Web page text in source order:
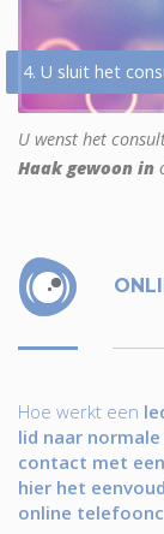
4. U sluit het
U wenst het
Haak gewoon in
Hoe werkt een
lid naar
contact met
hier het
online